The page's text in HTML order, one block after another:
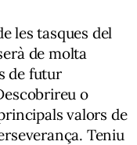
les tasques del
de molta
de futur
o
valors de
Teniu